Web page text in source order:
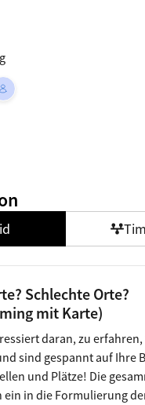
Schlechte Orte?
mit Karte)
daran, zu erfahren,
sind gespannt auf Ihre
und Plätze! Die
ein in die Formulierung